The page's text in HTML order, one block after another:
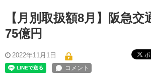
【月別取扱額8月】阪急交
75億円
2022年11月1日